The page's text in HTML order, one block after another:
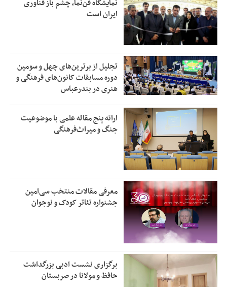
نمایشگاه فن‌نما، چشم باز فناوری
ایران است
تجلیل از بر‌ترین‌های چهل و سومین
دوره مسابقات کانون‌های فرهنگی و
هنری در بندرعباس
ارائه پنج مقاله علمی با موضوعیت
جنگ و میراث‌فرهنگی
معرفی مقالات منتخب سی‌امین
جشنواره تئاتر کودک و نوجوان
برگزاری نشست ادبی بزرگداشت
حافظ و مولانا در صربستان